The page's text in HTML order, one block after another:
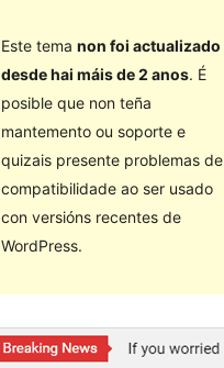
Este tema non foi actualizado
desde hai máis de 2 anos. É
posible que non teña
mantemento ou soporte e
quizais presente problemas de
compatibilidade ao ser usado
con versións recentes de
WordPress.